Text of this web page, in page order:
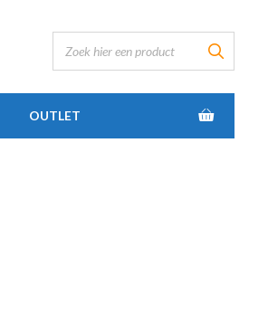
OUTLET